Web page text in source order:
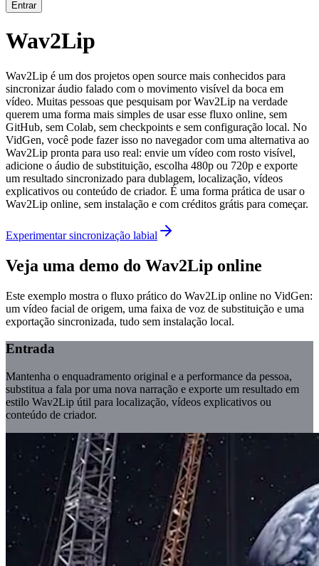
Entrar
Wav2Lip
Wav2Lip é um dos projetos open source mais conhecidos para
sincronizar áudio falado com o movimento visível da boca em
vídeo. Muitas pessoas que pesquisam por Wav2Lip na verdade
querem uma forma mais simples de usar esse fluxo online, sem
GitHub, sem Colab, sem checkpoints e sem configuração local. No
VidGen, você pode fazer isso no navegador com uma alternativa ao
Wav2Lip pronta para uso real: envie um vídeo com rosto visível,
adicione o áudio de substituição, escolha 480p ou 720p e exporte
um resultado sincronizado para dublagem, localização, vídeos
explicativos ou conteúdo de criador. É uma forma prática de usar o
Wav2Lip online, sem instalação e com créditos grátis para começar.
Experimentar sincronização labial
Veja uma demo do Wav2Lip online
Este exemplo mostra o fluxo prático do Wav2Lip online no VidGen:
um vídeo facial de origem, uma faixa de voz de substituição e uma
exportação sincronizada, tudo sem instalação local.
Entrada
Mantenha o enquadramento original e a performance da pessoa,
substitua a fala por uma nova narração e exporte um resultado em
estilo Wav2Lip útil para localização, vídeos explicativos ou
conteúdo de criador.